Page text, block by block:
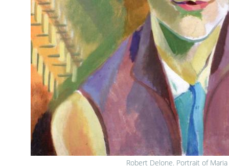
Robert Delone. Portrait of Maria